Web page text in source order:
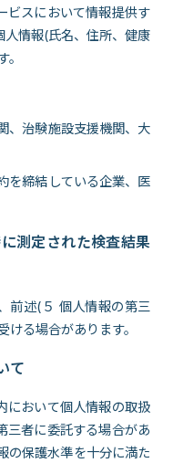
ビスにおいて情報提供す
情報(氏名、住所、健康
、治験施設支援機関、大
を締結している企業、医
測定された検査結果
前述(５ 個人情報の第三
る場合があります。
て
において個人情報の取扱
三者に委託する場合があ
の保護水準を十分に満た